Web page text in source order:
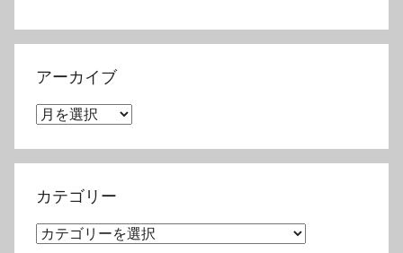
アーカイブ
ア
カ
イ
カテゴリー
カ